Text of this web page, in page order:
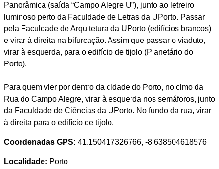
Panorâmica (saída “Campo Alegre U”), junto ao letreiro
luminoso perto da Faculdade de Letras da UPorto. Passar
pela Faculdade de Arquitetura da UPorto (edifícios brancos)
e virar à direita na bifurcação. Assim que passar o viaduto,
virar à esquerda, para o edifício de tijolo (Planetário do
Porto).
Para quem vier por dentro da cidade do Porto, no cimo da
Rua do Campo Alegre, virar à esquerda nos semáforos, junto
da Faculdade de Ciências da UPorto. No fundo da rua, virar
à direita para o edifício de tijolo.
Coordenadas GPS: 41.150417326766, -8.638504618576
Localidade: Porto